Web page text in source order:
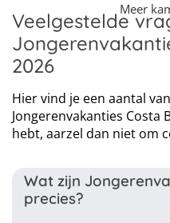
Meer
Veelgestelde
2026
Hier vind je een aantal
Jongerenvakanties Costa
hebt, aarzel dan niet om
Wat zijn
precies?